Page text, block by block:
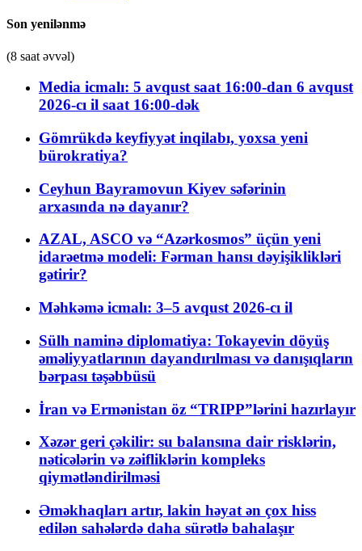
Son yenilənmə
(8 saat əvvəl)
Media icmalı: 5 avqust saat 16:00-dan 6 avqust
2026-cı il saat 16:00-dək
Gömrükdə keyfiyyət inqilabı, yoxsa yeni
bürokratiya?
Ceyhun Bayramovun Kiyev səfərinin
arxasında nə dayanır?
AZAL, ASCO və “Azərkosmos” üçün yeni
idarəetmə modeli: Fərman hansı dəyişiklikləri
gətirir?
Məhkəmə icmalı: 3–5 avqust 2026-cı il
Sülh naminə diplomatiya: Tokayevin döyüş
əməliyyatlarının dayandırılması və danışıqların
bərpası təşəbbüsü
İran və Ermənistan öz “TRIPP”lərini hazırlayır
Xəzər geri çəkilir: su balansına dair risklərin,
nəticələrin və zəifliklərin kompleks
qiymətləndirilməsi
Əməkhaqları artır, lakin həyat ən çox hiss
edilən sahələrdə daha sürətlə bahalaşır